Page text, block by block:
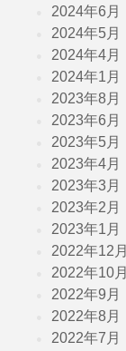
2024年6月
2024年5月
2024年4月
2024年1月
2023年8月
2023年6月
2023年5月
2023年4月
2023年3月
2023年2月
2023年1月
2022年12月
2022年10月
2022年9月
2022年8月
2022年7月